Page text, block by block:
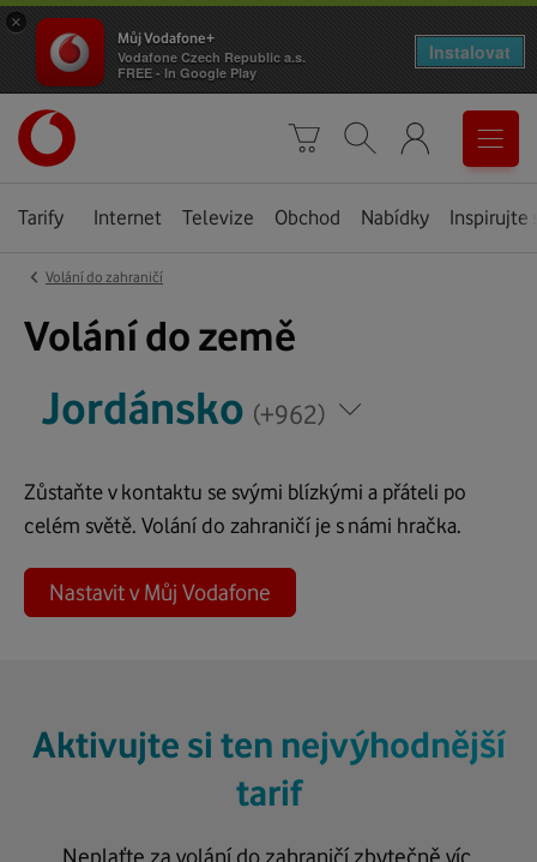
stránka
Košík Vyhledávání Menu
Tarify Internet Televize Obchod Nabídky Inspirujte
‹ Volání do zahraničí
Volání do země
Napište
zemi,
voláte
Jordánsko (+962)
Napište
zemi,
voláte
Zůstaňte v kontaktu se svými blízkými a přáteli po
celém světě. Volání do zahraničí je s námi hračka.
Nastavit v Můj Vodafone
Aktivujte si ten nejvýhodnější
tarif
Neplaťte za volání do zahraničí zbytečně víc.
×
Můj Vodafone+
Vodafone Czech Republic a.s.
FREE - In Google Play
Instalovat